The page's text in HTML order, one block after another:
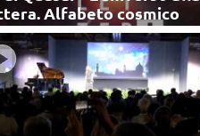
Alfabeto cosmico